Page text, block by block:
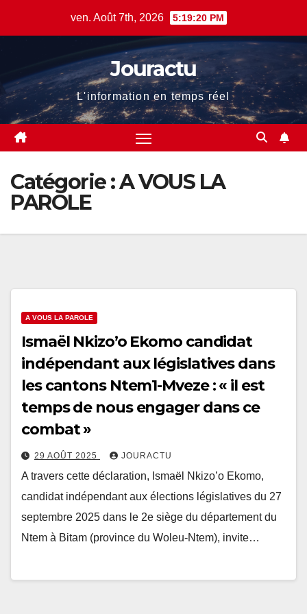
ven. Août 7th, 2026 5:19:21 PM
Jouractu
L'information en temps réel
Catégorie :A VOUS LA
PAROLE
A VOUS LA PAROLE
Ismaël Nkizo’o Ekomo candidat
indépendant aux législatives dans
les cantons Ntem1-Mveze : « il est
temps de nous engager dans ce
combat »
29 AOÛT 2025 JOURACTU
A travers cette déclaration, Ismaël Nkizo’o Ekomo,
candidat indépendant aux élections législatives du 27
septembre 2025 dans le 2e siège du département du
Ntem à Bitam (province du Woleu-Ntem), invite…